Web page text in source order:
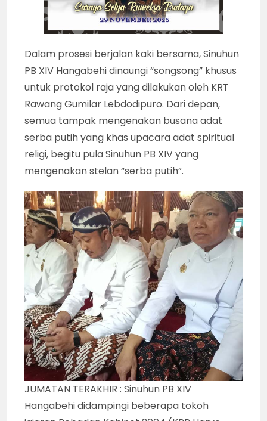
Dalam prosesi berjalan kaki bersama, Sinuhun
PB XIV Hangabehi dinaungi “songsong” khusus
untuk protokol raja yang dilakukan oleh KRT
Rawang Gumilar Lebdodipuro. Dari depan,
semua tampak mengenakan busana adat
serba putih yang khas upacara adat spiritual
religi, begitu pula Sinuhun PB XIV yang
mengenakan stelan “serba putih”.
JUMATAN TERAKHIR : Sinuhun PB XIV
Hangabehi didampingi beberapa tokoh